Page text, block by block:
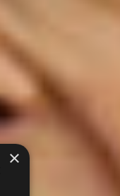
×